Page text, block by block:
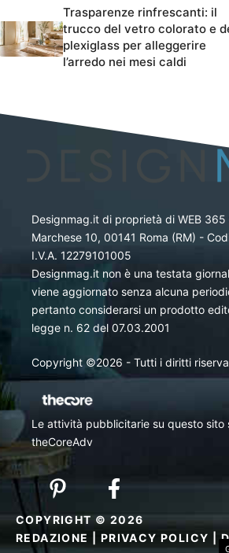
Trasparenze rinfrescanti: il
trucco del vetro colorato e
plexiglass per alleggerire
l’arredo nei mesi caldi
Designmag.it di proprietà di WEB 365
Marchese 10, 00141 Roma (RM) -
I.V.A. 12279101005
Designmag.it non è una testata
viene aggiornato senza alcuna
pertanto considerarsi un prodotto
legge n. 62 del 07.03.2001
Copyright ©2026 - Tutti i diritti
Le attività pubblicitarie su questo sito
theCoreAdv
COPYRIGHT © 2026
REDAZIONE
PRIVACY POLICY |